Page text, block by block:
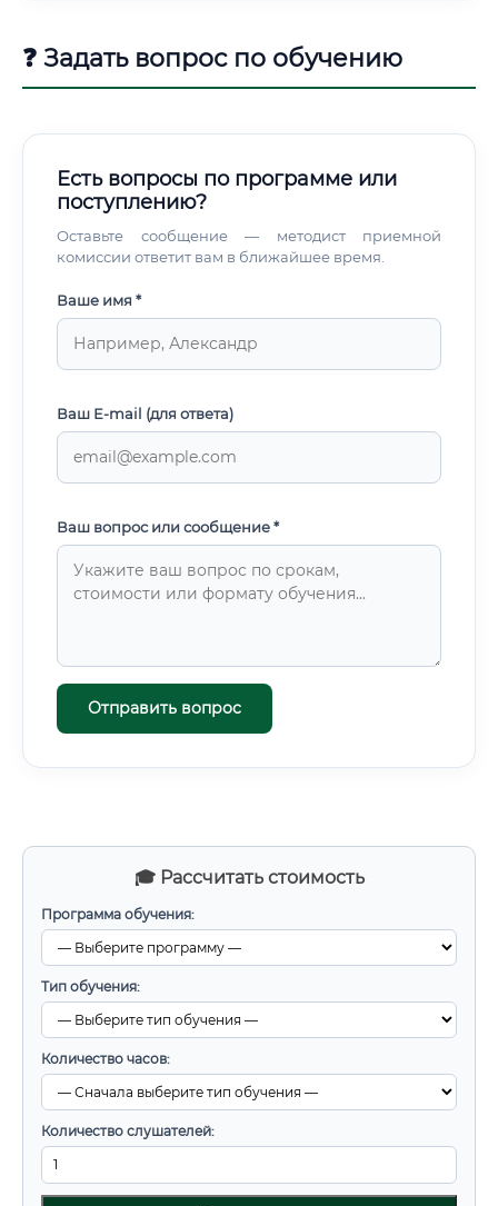
🎓 Рассчитать стоимость
Программа обучения:
Тип обучения:
Количество часов:
Количество слушателей:
❓ Задать вопрос по обучению
Есть вопросы по программе или
поступлению?
Оставьте сообщение — методист приемной
комиссии ответит вам в ближайшее время.
Ваше имя *
Ваш E-mail (для ответа)
Ваш вопрос или сообщение *
Отправить вопрос